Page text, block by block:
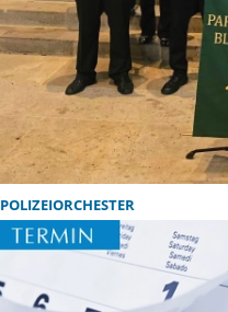
POLIZEIORCHESTER